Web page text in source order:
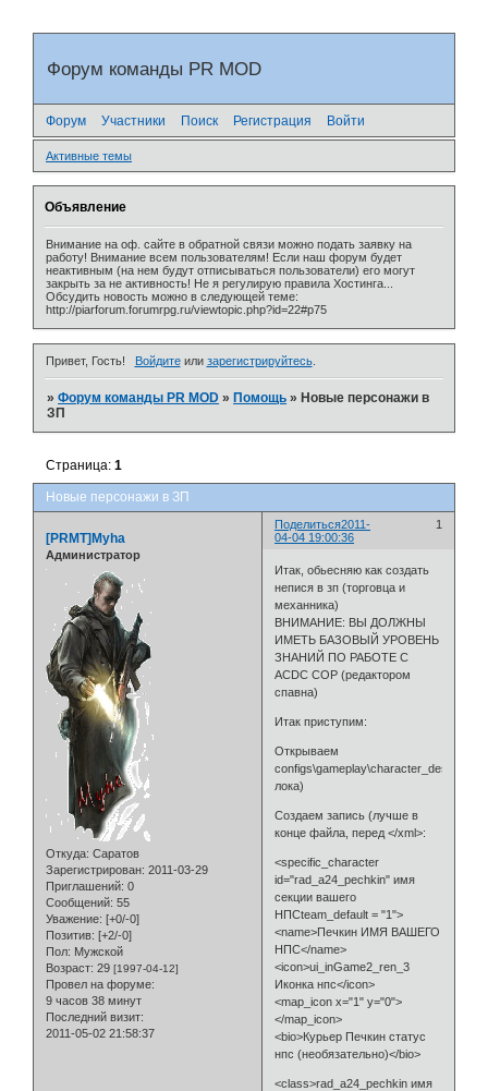
Форум команды PR MOD
Форум Участники Поиск Регистрация Войти
Активные темы
Объявление
Внимание на оф. сайте в обратной связи можно подать заявку на
работу! Внимание всем пользователям! Если наш форум будет
неактивным (на нем будут отписываться пользователи) его могут
закрыть за не активность! Не я регулирую правила Хостинга...
Обсудить новость можно в следующей теме:
http://piarforum.forumrpg.ru/viewtopic.php?id=22#p75
Привет, Гость! Войдитеили зарегистрируйтесь.
»Форум команды PR MOD » Помощь » Новые персонажи в
ЗП
Новые персонажи в ЗП
Страница:1
Поделиться 1
2011-
04-04 19:00:36
[PRMT]Myha
Администратор
Откуда: Саратов
Зарегистрирован: 2011-03-29
Приглашений: 0
Сообщений: 55
Уважение: [+0/-0]
Позитив: [+2/-0]
Пол: Мужской
Возраст: 29 [1997-04-12]
Провел на форуме:
9 часов 38 минут
Последний визит:
2011-05-02 21:58:37
Итак, обьесняю как создать
непися в зп (торговца и
механника)
ВНИМАНИЕ: ВЫ ДОЛЖНЫ
ИМЕТЬ БАЗОВЫЙ УРОВЕНЬ
ЗНАНИЙ ПО РАБОТЕ С
ACDC COP (редактором
спавна)
Итак приступим:
Открываем
лока)
Создаем запись (лучше в
конце файла, перед </xml>:
<specific_character
id="rad_a24_pechkin" имя
секции вашего
НПСteam_default = "1">
<name>Печкин ИМЯ ВАШЕГО
НПС</name>
<icon>ui_inGame2_ren_3
Иконка нпс</icon>
<map_icon x="1" y="0">
</map_icon>
<bio>Курьер Печкин статус
нпс (необязательно)</bio>
<class>rad_a24_pechkin имя